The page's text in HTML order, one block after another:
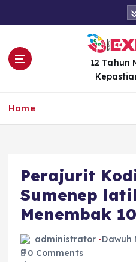
12 Tahun
Home
Perajurit
Sumenep
Menembak
administrator Dawuh
0 Comments